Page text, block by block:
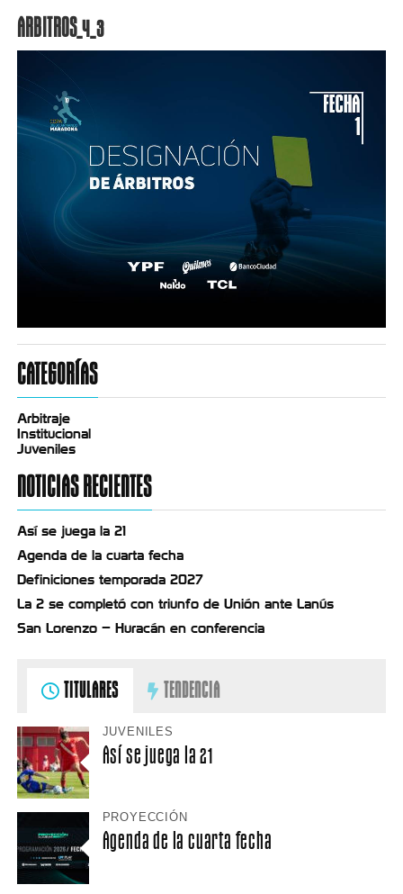
ARBITROS_4_3
CATEGORÍAS
Arbitraje
Institucional
Juveniles
NOTICIAS RECIENTES
Así se juega la 21
Agenda de la cuarta fecha
Definiciones temporada 2027
La 2 se completó con triunfo de Unión ante Lanús
San Lorenzo – Huracán en conferencia
TITULARES TENDENCIA
JUVENILES
Así se juega la 21
PROYECCIÓN
Agenda de la cuarta fecha